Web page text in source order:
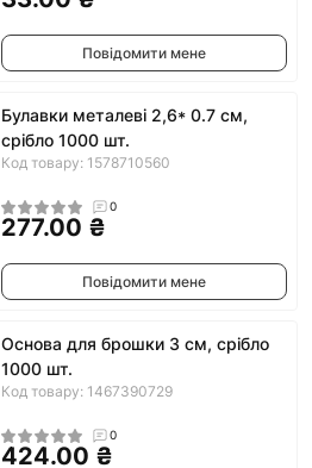
Повідомити мене
Булавки металеві 2,6* 0.7 см,
срібло 1000 шт.
Код товару: 1578710560
0
277.00 ₴
Повідомити мене
Основа для брошки 3 см, срібло
1000 шт.
Код товару: 1467390729
0
424.00 ₴